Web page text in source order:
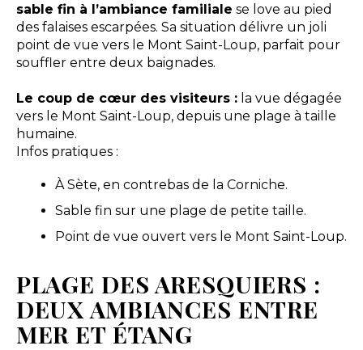
sable fin à l’ambiance familiale se love au pied
des falaises escarpées. Sa situation délivre un joli
point de vue vers le Mont Saint-Loup, parfait pour
souffler entre deux baignades.
Le coup de cœur des visiteurs :la vue dégagée
vers le Mont Saint-Loup, depuis une plage à taille
humaine.
Infos pratiques :
À Sète, en contrebas de la Corniche.
Sable fin sur une plage de petite taille.
Point de vue ouvert vers le Mont Saint-Loup.
PLAGE DES ARESQUIERS :
DEUX AMBIANCES ENTRE
MER ET ÉTANG